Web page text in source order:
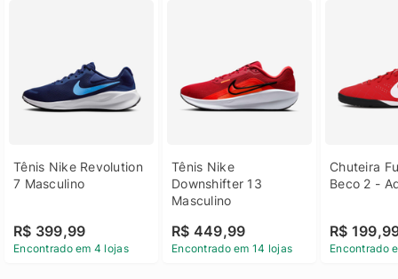
Tênis Nike Revolution
7 Masculino
R$ 399,99
Encontrado em 4 lojas
Tênis Nike
Downshifter 13
Masculino
R$ 449,99
Encontrado em 14 lojas
Chuteira
Beco 2 -
R$
Encontrado